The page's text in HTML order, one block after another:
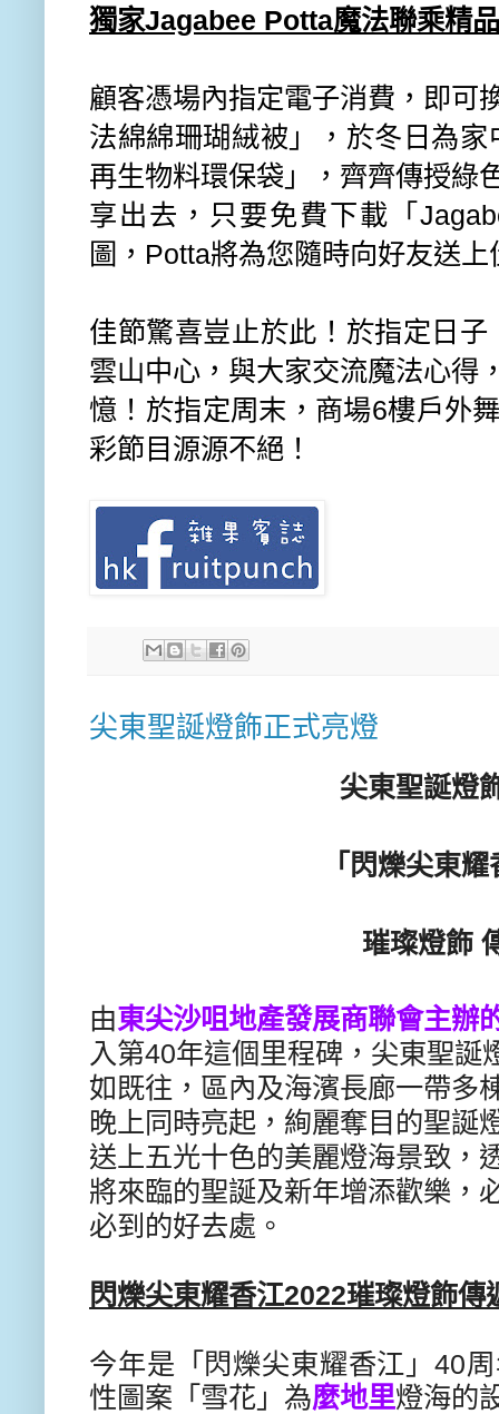
獨家Jagabee Potta魔法聯乘精品
顧客憑場內指定電子消費，即可
法綿綿珊瑚絨被」，於冬日為
再生物料環保袋」，齊齊傳授綠
享出去，只要免費下載「
圖， Potta將為您隨時向好友送上
佳節驚喜豈止於此！於指定日子
雲山中心，與大家交流魔法心得
憶！ 於指定周末，商場6樓戶外
彩節目源源不絕！
尖東聖誕燈飾正式亮燈
尖東聖誕燈
「閃爍尖東
璀璨燈飾
由東尖沙咀地產發展商聯會主辦
入第40年這個里程碑，尖東聖誕
如既往， 區內及海濱長廊一帶多
晚上同時亮起，絢麗奪目的聖誕
送上五光十色的美麗燈海景致，
將來臨的聖誕及新年增添歡樂，
必到的好去處。
閃爍尖東耀香江2022璀璨燈飾傳
今年是「閃爍尖東耀香江」40
性圖案「雪花」為麼地里燈海的